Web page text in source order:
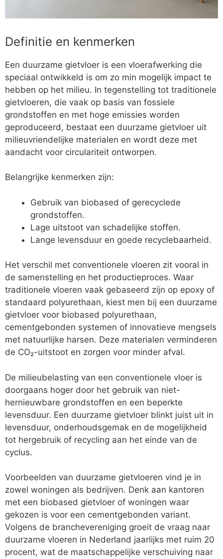
Definitie en kenmerken
Een duurzame gietvloer is een vloerafwerking die
speciaal ontwikkeld is om zo min mogelijk impact te
hebben op het milieu. In tegenstelling tot traditionele
gietvloeren, die vaak op basis van fossiele
grondstoffen en met hoge emissies worden
geproduceerd, bestaat een duurzame gietvloer uit
milieuvriendelijke materialen en wordt deze met
aandacht voor circulariteit ontworpen.
Belangrijke kenmerken zijn:
Gebruik van biobased of gerecyclede
grondstoffen.
Lage uitstoot van schadelijke stoffen.
Lange levensduur en goede recyclebaarheid.
Het verschil met conventionele vloeren zit vooral in
de samenstelling en het productieproces. Waar
traditionele vloeren vaak gebaseerd zijn op epoxy of
standaard polyurethaan, kiest men bij een duurzame
gietvloer voor biobased polyurethaan,
cementgebonden systemen of innovatieve mengsels
met natuurlijke harsen. Deze materialen verminderen
de CO₂-uitstoot en zorgen voor minder afval.
De milieubelasting van een conventionele vloer is
doorgaans hoger door het gebruik van niet-
hernieuwbare grondstoffen en een beperkte
levensduur. Een duurzame gietvloer blinkt juist uit in
levensduur, onderhoudsgemak en de mogelijkheid
tot hergebruik of recycling aan het einde van de
cyclus.
Voorbeelden van duurzame gietvloeren vind je in
zowel woningen als bedrijven. Denk aan kantoren
met een biobased gietvloer of woningen waar
gekozen is voor een cementgebonden variant.
Volgens de branchevereniging groeit de vraag naar
duurzame vloeren in Nederland jaarlijks met ruim 20
procent, wat de maatschappelijke verschuiving naar